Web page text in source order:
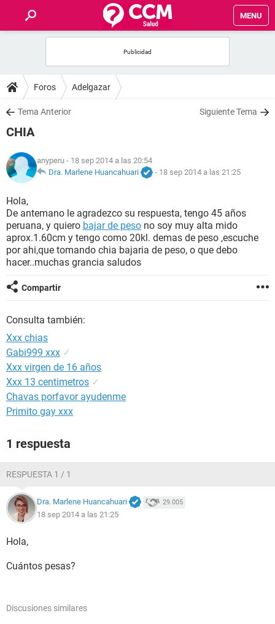
MENU
FOROS
SALUD
NUTRICIÓN
BIENESTAR
SEXUALIDAD
GLOSARIO
Foros Adelgazar
Tema Anterior Siguiente Tema
CHIA
anyperu - 18 sep 2014 a las 20:54
Dra. Marlene Huancahuari
- 18 sep 2014 a las 21:25
Hola,
De antemano le agradezco su respuesta, tengo 45 años
peruana, y quiero bajar de peso no soy muy alta mido
aprox.1.60cm y tengo como 20kl. demas de peso ,escuche
por ahi,que tomando chia bajaria de peso, o que debo
hacer..muchas grancia saludos
Compartir
Consulta también:
Xxx chias
Gabi999 xxx ✓
Xxx virgen de 16 años
Xxx 13 centimetros ✓
Chavas porfavor ayudenme
Primito gay xxx
1 respuesta
RESPUESTA 1 / 1
Dra. Marlene Huancahuari 29.005
18 sep 2014 a las 21:25
Hola,
Cuántos pesas?
Discusiones similares